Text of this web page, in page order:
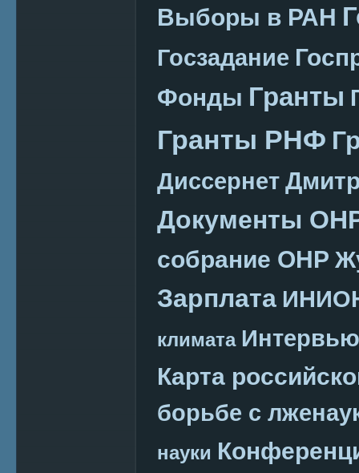
Выборы в РАН
Госзадание
Фонды Гранты
Гранты РНФ
Диссернет
Документы
собрание ОНР
Зарплата
климата Интервью
Карта
борьбе с
науки